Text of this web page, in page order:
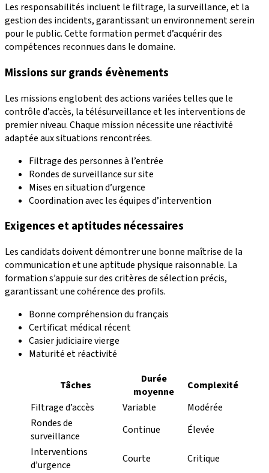
Les responsabilités incluent le filtrage, la surveillance, et la
gestion des incidents, garantissant un environnement serein
pour le public. Cette formation permet d’acquérir des
compétences reconnues dans le domaine.
Missions sur grands évènements
Les missions englobent des actions variées telles que le
contrôle d’accès, la télésurveillance et les interventions de
premier niveau. Chaque mission nécessite une réactivité
adaptée aux situations rencontrées.
Filtrage des personnes à l’entrée
Rondes de surveillance sur site
Mises en situation d’urgence
Coordination avec les équipes d’intervention
Exigences et aptitudes nécessaires
Les candidats doivent démontrer une bonne maîtrise de la
communication et une aptitude physique raisonnable. La
formation s’appuie sur des critères de sélection précis,
garantissant une cohérence des profils.
Bonne compréhension du français
Certificat médical récent
Casier judiciaire vierge
Maturité et réactivité
Tâches
Durée
moyenne
Complexité
Filtrage d’accès
Variable
Modérée
Rondes de
surveillance
Continue
Élevée
Interventions
d’urgence
Courte
Critique